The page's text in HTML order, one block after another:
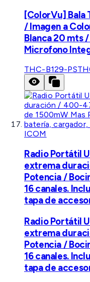
[ColorVu] Bala
/ Imagen a
Blanca 20 mts
Microfono
THC-B129-PS
ICOM
Radio Portátil
extrema
Potencia /
16 canales.
tapa de
Radio Portátil
extrema
Potencia /
16 canales.
tapa de